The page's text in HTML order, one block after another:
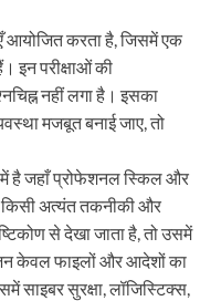
आयोजित करता है, जिसमें एक
इन परीक्षाओं की
नहीं लगा है। इसका
मजबूत बनाई जाए, तो
में है जहाँ प्रोफेशनल स्किल और
किसी अत्यंत तकनीकी और
से देखा जाता है, तो उसमें
केवल फाइलों और आदेशों का
सुरक्षा, लॉजिस्टिक्स,